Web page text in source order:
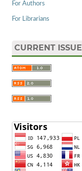
For Authors
For Librarians
CURRENT ISSUE